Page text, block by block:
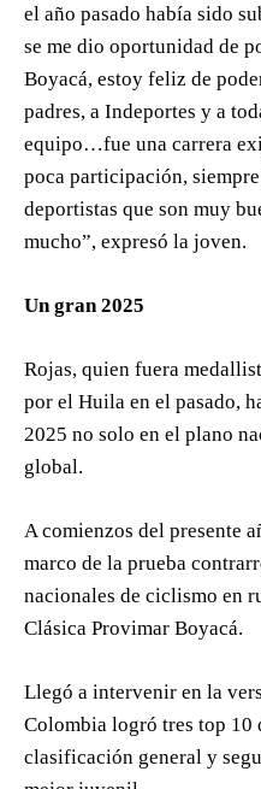
el año pasado había sido
se me dio oportunidad de
Boyacá, estoy feliz de
padres, a Indeportes y a
equipo…fue una carrera
poca participación,
deportistas que son muy
mucho”, expresó la joven.
Un gran 2025
Rojas, quien fuera
por el Huila en el pasado,
2025 no solo en el plano
global.
A comienzos del presente
marco de la prueba
nacionales de ciclismo en
Clásica Provimar Boyacá.
Llegó a intervenir en la
Colombia logró tres top 10
clasificación general y